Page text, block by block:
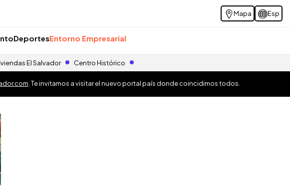
Mapa Esp
DeportesEntorno Empresarial
El Salvador Centro Histórico
. Te invitamos a visitar el nuevo portal país donde coincidimos todos.